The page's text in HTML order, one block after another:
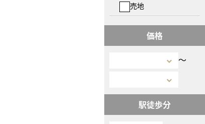
売地
価格
〜
駅徒歩分